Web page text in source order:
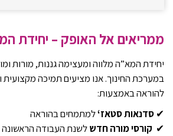
ממריאים אל האופק – יחידת
יחידת המא”ה מלווה ומעצימה גננות, מורות
במערכת החינוך. אנו מציעים תמיכה מקצועית
להוראה באמצעות:
✔ סדנאות סטאז‘למתמחים בהוראה
✔ קורסי מורה חדשלשנת העבודה הראשונה